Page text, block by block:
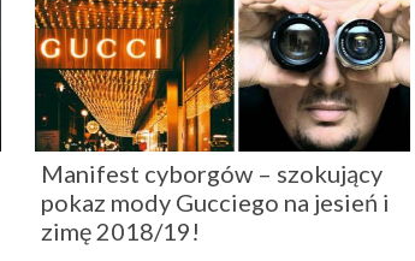
Manifest cyborgów – szokujący
pokaz mody Gucciego na jesień i
zimę 2018/19!